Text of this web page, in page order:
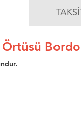
Bordo